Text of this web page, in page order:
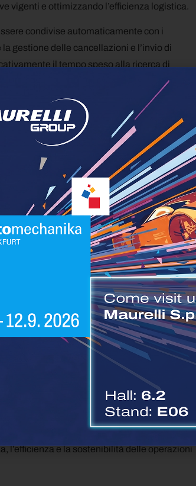
vigenti e ottimizzando l’efficienza logistica.
condivise automaticamente con i
gestione delle cancellazioni e l’invio di
il tempo speso alla ricerca di
e migliora il benessere dei conducenti.
verso la digitalizzazione del settore
Vries, Presidente di Fleet Management
una sfida importante per le aziende di
Bosch, che gestisce la più grande
ideale per supportare questa iniziativa.
Nav/Live e superiori, senza costi
sono pagabili direttamente a Bosch.
aree di sosta protette per i camion.
di fornire soluzioni innovative basate sui
e sostenibile. La collaborazione con
di affrontare le sfide emergenti del
dei processi logistici, l’alleanza tra
possa essere messa al servizio delle
l’efficienza e la sostenibilità delle operazioni